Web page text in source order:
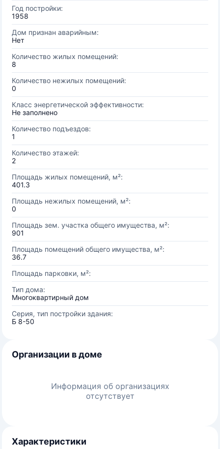
Год постройки:
1958
Дом признан аварийным:
Нет
Количество жилых помещений:
8
Количество нежилых помещений:
0
Класс энергетической эффективности:
Не заполнено
Количество подъездов:
1
Количество этажей:
2
Площадь жилых помещений, м²:
401.3
Площадь нежилых помещений, м²:
0
Площадь зем. участка общего имущества, м²:
901
Площадь помещений общего имущества, м²:
36.7
Площадь парковки, м²:
Тип дома:
Многоквартирный дом
Серия, тип постройки здания:
Б 8-50
Организации в доме
Информация об организациях
отсутствует
Характеристики